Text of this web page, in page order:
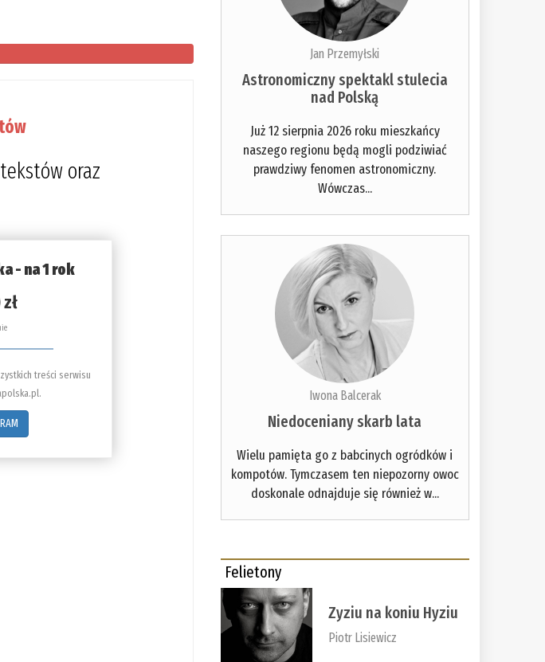
oraz
- na 1 rok
treści serwisu
Jan Przemyłski
Astronomiczny spektakl stulecia
nad Polską
Już 12 sierpnia 2026 roku mieszkańcy
naszego regionu będą mogli podziwiać
prawdziwy fenomen astronomiczny.
Wówczas...
Iwona Balcerak
Niedoceniany skarb lata
Wielu pamięta go z babcinych ogródków i
kompotów. Tymczasem ten niepozorny owoc
doskonale odnajduje się również w...
Felietony
Zyziu na koniu Hyziu
Piotr Lisiewicz